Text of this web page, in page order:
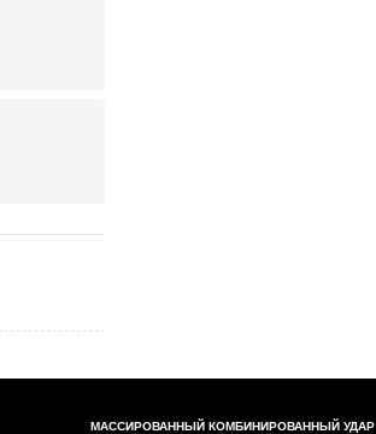
МАССИРОВАННЫЙ КОМБИНИРОВАННЫЙ УДАР